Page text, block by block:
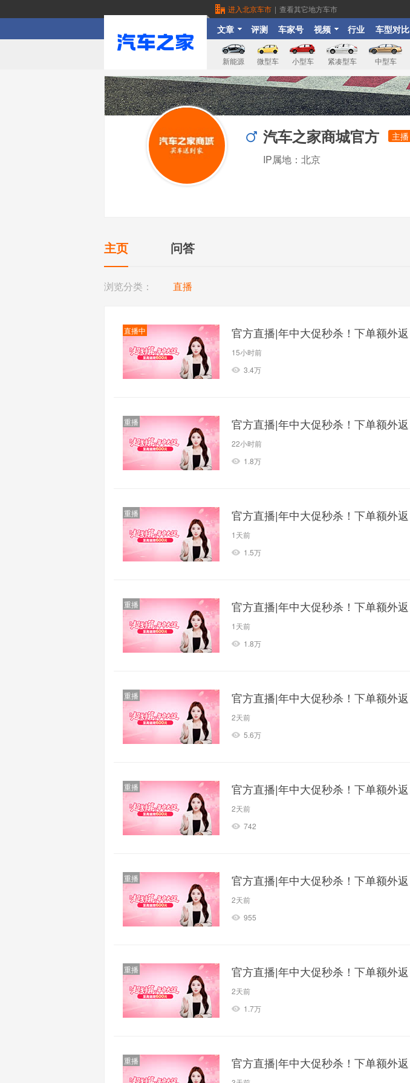
进入北京车市 | 查看其它地方车市
文章 评测 车家号 视频 行业 车型对比
新能源 微型车 小型车 紧凑型车 中型车
汽车之家商城官方 主播
IP属地：北京
主页 问答
浏览分类： 直播
直播中 官方直播|年中大促秒杀！下单额外返
15小时前
3.4万
重播 官方直播|年中大促秒杀！下单额外返
22小时前
1.8万
重播 官方直播|年中大促秒杀！下单额外返
1天前
1.5万
重播 官方直播|年中大促秒杀！下单额外返
1天前
1.8万
重播 官方直播|年中大促秒杀！下单额外返
2天前
5.6万
重播 官方直播|年中大促秒杀！下单额外返
2天前
742
重播 官方直播|年中大促秒杀！下单额外返
2天前
955
重播 官方直播|年中大促秒杀！下单额外返
2天前
1.7万
重播 官方直播|年中大促秒杀！下单额外返